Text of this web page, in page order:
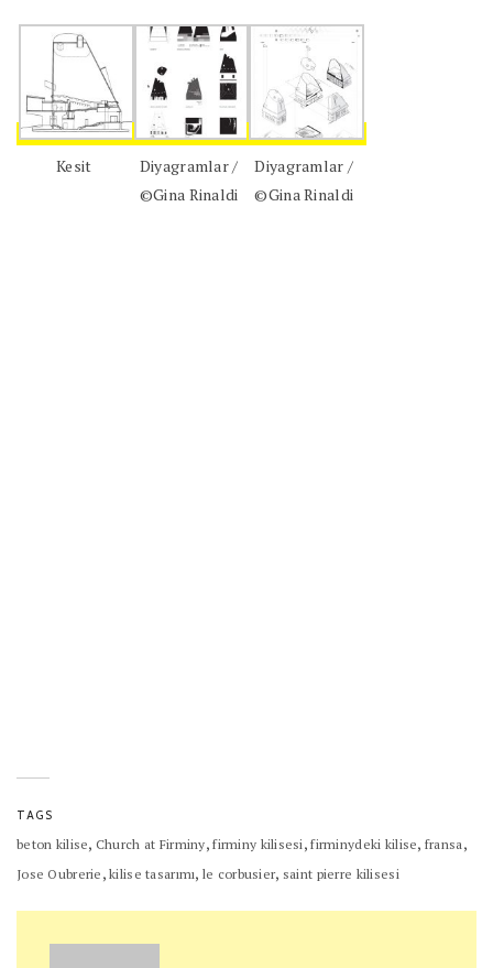
Kesit
Diyagramlar /
©Gina Rinaldi
Diyagramlar /
©Gina Rinaldi
TAGS
beton kilise, Church at Firminy,firminy kilisesi ,firminydeki kilise, fransa ,
Jose Oubrerie ,kilise tasarımı, le corbusier, saint pierre kilisesi